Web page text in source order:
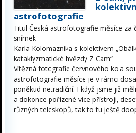
astrofotografie
Titul Česká astrofotografie měsíce za
snímek
Karla Kolomazníka s kolektivem
kataklyzmatické hvězdy Z Cam“
Vítězná fotografie červnového kola
astrofotografie měsíce je v rámci
poněkud netradiční. I když jsme již
a dokonce pořízené více přístroji,
různých teleskopů, tak to tu ještě